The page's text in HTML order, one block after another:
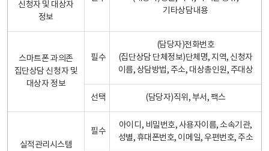
신청자 및 대상자
정보
기타상담내용
스마트폰 과의존
집단상담 신청자 및
대상자 정보
필수
(담당자)전화번호
(집단상담 단체정보)단체명, 지역, 신청자
이름, 상담방법, 주소, 대상총인원, 주대상
선택 (담당자)직위, 부서, 팩스
실적관리시스템
필수
아이디, 비밀번호, 사용자이름, 소속기관,
성별, 휴대폰번호, 이메일, 우편번호, 주소